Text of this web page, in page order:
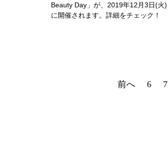
Beauty Day」が、2019年12月3日(火)
に開催されます。詳細をチェック！
前へ 6 7